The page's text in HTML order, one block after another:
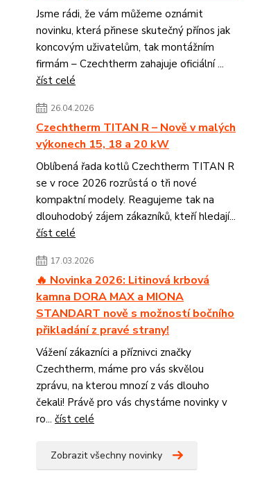
Jsme rádi, že vám můžeme oznámit
novinku, která přinese skutečný přínos jak
koncovým uživatelům, tak montážním
firmám – Czechtherm zahajuje oficiální ...
číst celé
26.04.2026
Czechtherm TITAN R – Nově v malých
výkonech 15, 18 a 20 kW
Oblíbená řada kotlů Czechtherm TITAN R
se v roce 2026 rozrůstá o tři nové
kompaktní modely. Reagujeme tak na
dlouhodobý zájem zákazníků, kteří hledají...
číst celé
17.03.2026
🔥 Novinka 2026: Litinová krbová
kamna DORA MAX a MIONA
STANDART nově s možností bočního
přikladání z pravé strany!
Vážení zákazníci a příznivci značky
Czechtherm, máme pro vás skvělou
zprávu, na kterou mnozí z vás dlouho
čekali! Právě pro vás chystáme novinky v
ro... číst celé
Zobrazit všechny novinky